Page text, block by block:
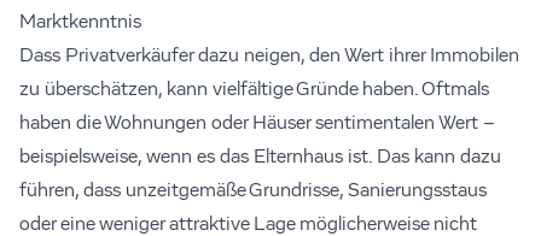
Marktkenntnis
Dass Privatverkäufer dazu neigen, den Wert ihrer Immobilen
zu überschätzen, kann vielfältige Gründe haben. Oftmals
haben die Wohnungen oder Häuser sentimentalen Wert –
beispielsweise, wenn es das Elternhaus ist. Das kann dazu
führen, dass unzeitgemäße Grundrisse, Sanierungsstaus
oder eine weniger attraktive Lage möglicherweise nicht